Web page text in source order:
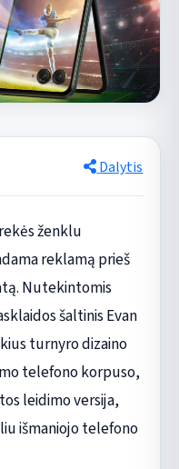
Dalytis
ženklu
reklamą prieš
Nutekintomis
šaltinis Evan
turnyro dizaino
telefono korpuso,
leidimo versija,
išmaniojo telefono